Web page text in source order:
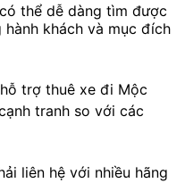
thể dễ dàng tìm được
khách và mục đích
hỗ trợ thuê xe đi Mộc
tranh so với các
liên hệ với nhiều hãng